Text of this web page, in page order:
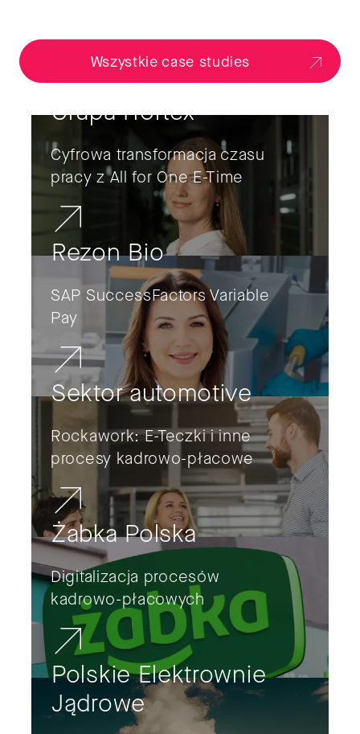
Wszystkie case studies
Grupa Hortex
Cyfrowa transformacja czasu
pracy z All for One E-Time
Rezon Bio
SAP SuccessFactors Variable
Pay
Sektor automotive
Rockawork: E-Teczki i inne
procesy kadrowo-płacowe
Żabka Polska
Digitalizacja procesów
kadrowo-płacowych
Polskie Elektrownie
Jądrowe